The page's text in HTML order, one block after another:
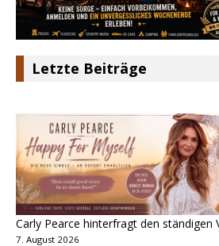
Letzte Beiträge
Carly Pearce hinterfragt den ständigen
7. August 2026